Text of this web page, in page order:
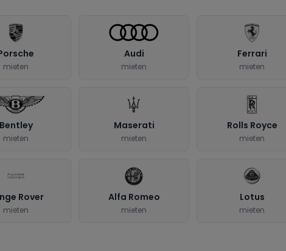
mieten
Audi
mieten
Ferrari
mieten
Bentley
mieten
Maserati
mieten
Rolls Royce
mieten
Rover
mieten
Alfa Romeo
mieten
Lotus
mieten